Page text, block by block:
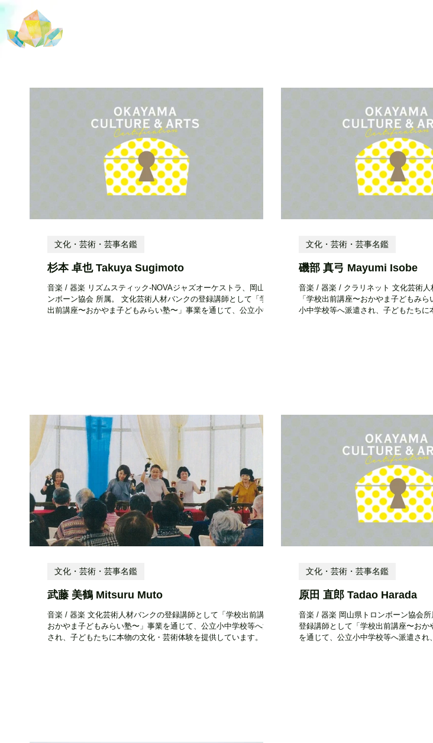
杉本 卓也 Takuya Sugimoto
音楽 / 器楽 リズムスティック-NOVAジャズオーケストラ、岡山トロ
ンボーン協会 所属。 文化芸術人材バンクの登録講師として「学校
出前講座〜おかやま子どもみらい塾〜」事業を通じて、公立小中学
文化・芸術・芸事名鑑
磯部 真弓 Mayumi Isobe
音楽 / 器楽 / クラリネット 文化芸術人
「学校出前講座〜おかやま子どもみら
小中学校等へ派遣され、子どもたちに
文化・芸術・芸事名鑑
武藤 美鶴 Mitsuru Muto
音楽 / 器楽 文化芸術人材バンクの登録講師として「学校出前講座〜
おかやま子どもみらい塾〜」事業を通じて、公立小中学校等へ派遣
され、子どもたちに本物の文化・芸術体験を提供しています。 活動
文化・芸術・芸事名鑑
原田 直郎 Tadao Harada
音楽 / 器楽 岡山県トロンボーン協会所
登録講師として「学校出前講座〜おか
を通じて、公立小中学校等へ派遣され
文化・芸術・芸事名鑑